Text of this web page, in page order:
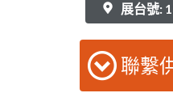
展台號:
聯繫